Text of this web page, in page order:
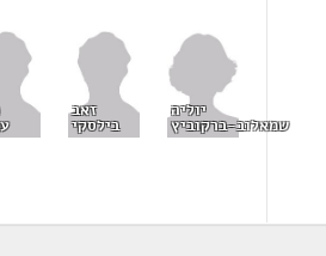
יוליה
שמאלוב-ברקוביץ
זאב
בילסקי